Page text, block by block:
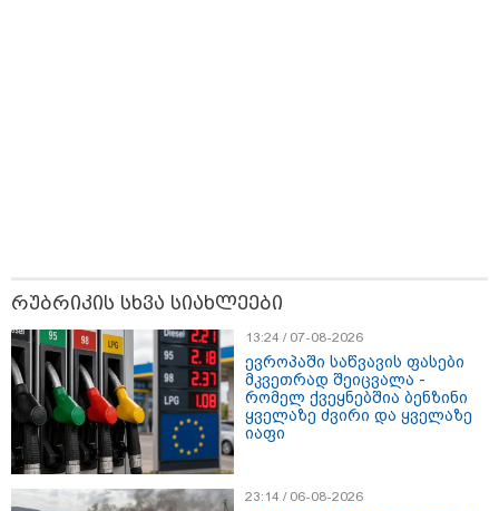
რუბრიკის სხვა სიახლეები
13:24 / 07-08-2026
ევროპაში საწვავის ფასები
მკვეთრად შეიცვალა -
რომელ ქვეყნებშია ბენზინი
ყველაზე ძვირი და ყველაზე
იაფი
23:14 / 06-08-2026